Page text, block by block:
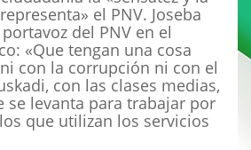
el PNV. Joseba
del PNV en el
«Que tengan una cosa
con la corrupción ni con el
con las clases medias,
se levanta para trabajar por
que utilizan los servicios